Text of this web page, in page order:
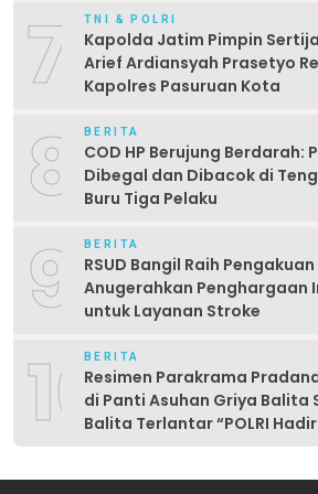
7 TNI & POLRI
Kapolda Jatim Pimpin
Arief Ardiansyah Prasetyo
Kapolres Pasuruan Kota
8 BERITA
COD HP Berujung Berdarah:
Dibegal dan Dibacok di Tengah
Buru Tiga Pelaku
9 BERITA
RSUD Bangil Raih
Anugerahkan Penghargaan
untuk Layanan Stroke
10BERITA
Resimen Parakrama
di Panti Asuhan Griya Balita
Balita Terlantar “POLRI